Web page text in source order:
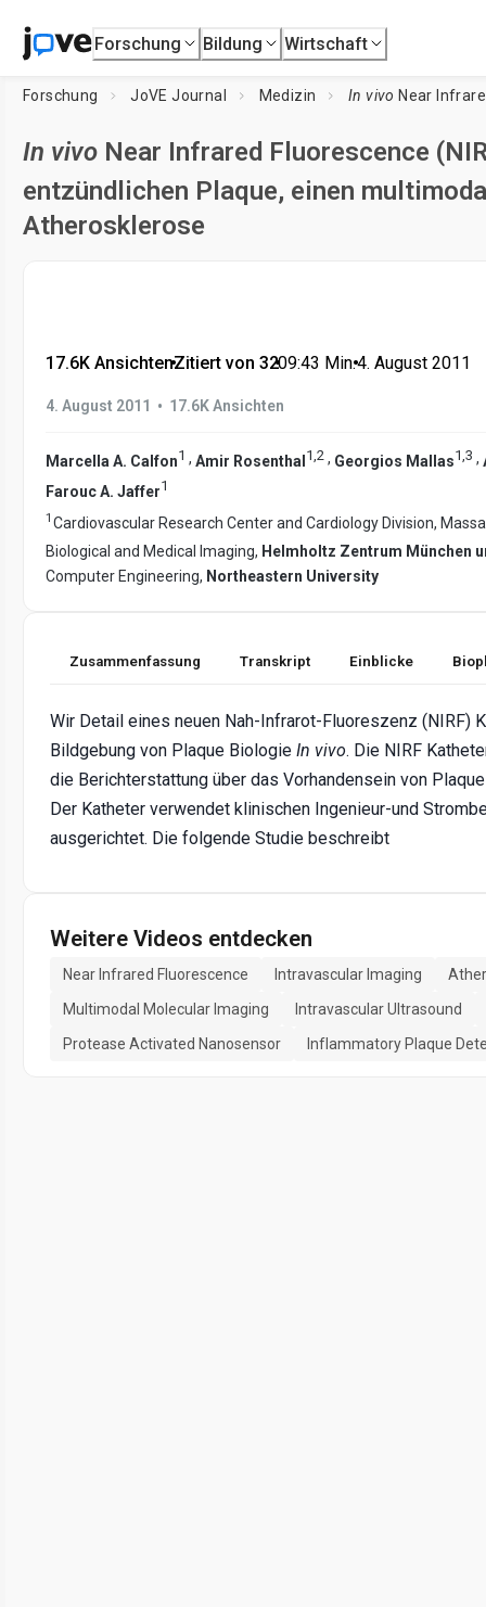
Forschung Bildung Wirtschaft
Forschung JoVE Journal Medizin In vivo Near Infrared
In vivo Near Infrared Fluorescence
entzündlichen Plaque, einen
Atherosklerose
17.6K Ansichten•Zitiert von 32•09:43 Min.•4. August 2011
4. August 2011 • 17.6K Ansichten
Marcella A. Calfon1 , Amir Rosenthal 1,2 , Georgios Mallas1,3 ,
Farouc A. Jaffer1
1 Cardiovascular Research Center and Cardiology Division,
Biological and Medical Imaging, Helmholtz Zentrum München
Computer Engineering, Northeastern University
Zusammenfassung Transkript Einblicke
Wir Detail eines neuen Nah-Infrarot-Fluoreszenz (NIRF)
Bildgebung von Plaque Biologie In vivo. Die NIRF
die Berichterstattung über das Vorhandensein von
Der Katheter verwendet klinischen Ingenieur-und
ausgerichtet. Die folgende Studie beschreibt
Weitere Videos entdecken
Near Infrared Fluorescence Intravascular Imaging
Multimodal Molecular Imaging
Intravascular Ultrasound
Protease Activated Nanosensor
Inflammatory Plaque